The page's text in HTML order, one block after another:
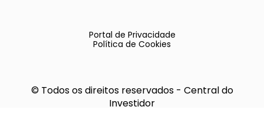
Portal de Privacidade
Política de Cookies
© Todos os direitos reservados - Central do
Investidor